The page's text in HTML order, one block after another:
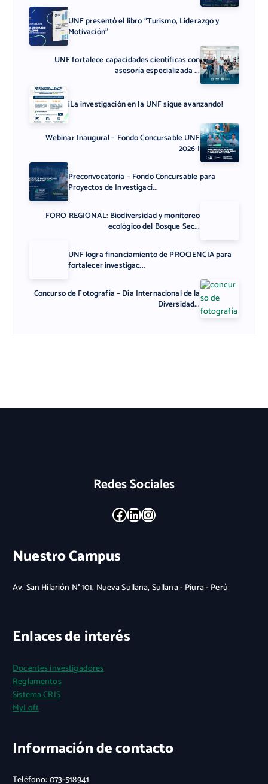
UNF presentó el libro “Turismo, Liderazgo y
Motivación”
UNF fortalece capacidades científicas con
asesoría especializada ...
¡La investigación en la UNF sigue avanzando!
Webinar Inaugural – Fondo Concursable UNF
2026-I
Preconvocatoria – Fondo Concursable para
Proyectos de Investigaci...
FORO REGIONAL: Biodiversidad y monitoreo
ecológico del Bosque Sec...
UNF logra financiamiento de PROCIENCIA para
fortalecer investigac...
Concurso de Fotografía – Día Internacional de la
Diversidad...
Redes Sociales
Facebook LinkedIn Instagram
Nuestro Campus
Av. San Hilarión N° 101, Nueva Sullana, Sullana - Piura - Perú
Enlaces de interés
Docentes investigadores
Reglamentos
Sistema CRIS
MyLoft
Información de contacto
Teléfono: 073-518941